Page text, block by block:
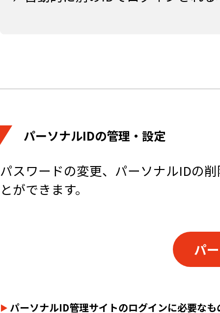
パーソナルIDの管理・設定
パスワードの変更、パーソナルIDの
とができます。
パ
パーソナルID管理サイトのログインに必要なも